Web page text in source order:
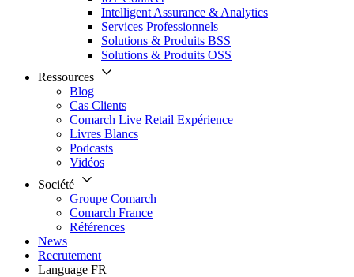
Intelligent Assurance & Analytics
Services Professionnels
Solutions & Produits BSS
Solutions & Produits OSS
Ressources
Blog
Cas Clients
Comarch Live Retail Expérience
Livres Blancs
Podcasts
Vidéos
Société
Groupe Comarch
Comarch France
Références
News
Recrutement
Language FR